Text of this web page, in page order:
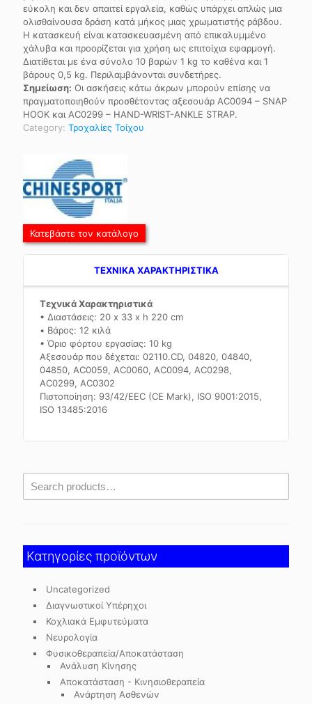
εύκολη και δεν απαιτεί εργαλεία, καθώς υπάρχει απλώς μια
ολισθαίνουσα δράση κατά μήκος μιας χρωματιστής ράβδου.
Η κατασκευή είναι κατασκευασμένη από επικαλυμμένο
χάλυβα και προορίζεται για χρήση ως επιτοίχια εφαρμογή.
Διατίθεται με ένα σύνολο 10 βαρών 1 kg το καθένα και 1
βάρους 0,5 kg. Περιλαμβάνονται συνδετήρες.
Σημείωση: Οι ασκήσεις κάτω άκρων μπορούν επίσης να
πραγματοποιηθούν προσθέτοντας αξεσουάρ AC0094 – SNAP
HOOK και AC0299 – HAND-WRIST-ANKLE STRAP.
Category: Τροχαλίες Τοίχου
Κατεβάστε τον κατάλογο
TEXNIKA ΧΑΡΑΚΤΗΡΙΣΤΙΚΑ
Τεχνικά Χαρακτηριστικά
• Διαστάσεις: 20 x 33 x h 220 cm
• Βάρος: 12 κιλά
• Όριο φόρτου εργασίας: 10 kg
Αξεσουάρ που δέχεται: 02110.CD, 04820, 04840,
04850, AC0059, AC0060, AC0094, AC0298,
AC0299, AC0302
Πιστοποίηση: 93/42/EEC (CE Mark), ISO 9001:2015,
ISO 13485:2016
Κατηγορίες προϊόντων
Uncategorized
Διαγνωστικοί Υπέρηχοι
Κοχλιακά Εμφυτεύματα
Νευρολογία
Φυσικοθεραπεία/Αποκατάσταση
Ανάλυση Κίνησης
Αποκατάσταση - Κινησιοθεραπεία
Ανάρτηση Ασθενών